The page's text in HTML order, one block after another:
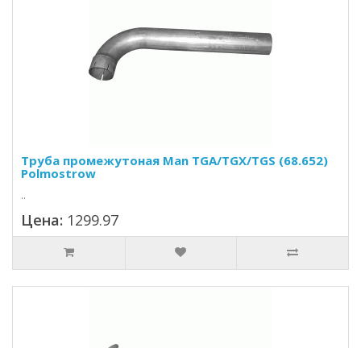
Труба промежутоная Man TGA/TGX/TGS (68.652)
Polmostrow
..
Цена: 1299.97